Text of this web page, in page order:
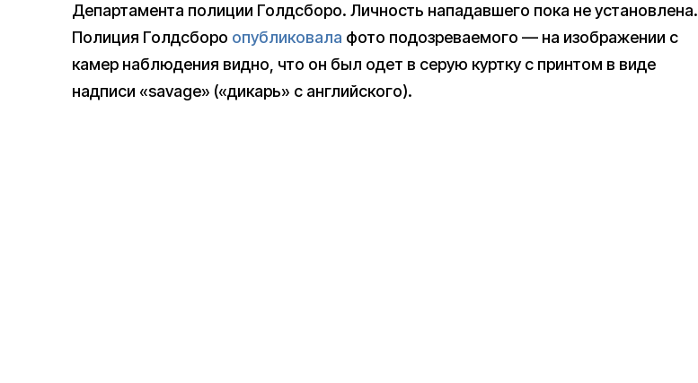
Департамента полиции Голдсборо. Личность нападавшего пока не установлена.
Полиция Голдсборо опубликовала фото подозреваемого — на изображении с
камер наблюдения видно, что он был одет в серую куртку с принтом в виде
надписи «savage» («дикарь» с английского).